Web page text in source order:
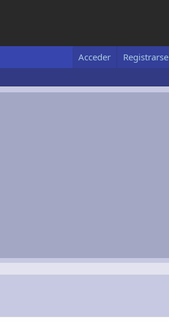
Acceder Registrarse